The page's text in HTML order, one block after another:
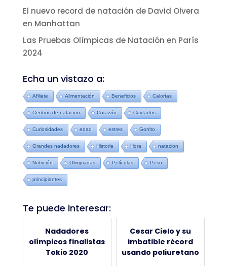
El nuevo record de natación de David Olvera
en Manhattan
Las Pruebas Olímpicas de Natación en París
2024
Echa un vistazo a:
Afiliate Alimentación Beneficios Calorías
Centros de natacion Corazón Cuidados
Curiosidades edad estres Gorrito
Grandes nadadores Historia Hora natacion
Nutrición Olimpiadas Películas Peso
principiantes
Te puede interesar:
Nadadores
olímpicos finalistas
Tokio 2020
Cesar Cielo y su
imbatible récord
usando poliuretano